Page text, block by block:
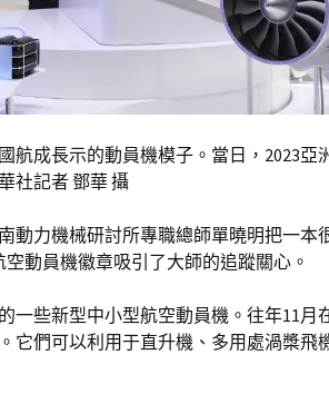
航成長示的動員機模子。當日，2023亞
社記者 鄧華 攝
動力機械研討所專職總師單曉明把一本
動員機徽章吸引了大師的追蹤關心。
一些新型中小型航空動員機。往年11月
它們可以利用于直升機、多用處渦槳飛